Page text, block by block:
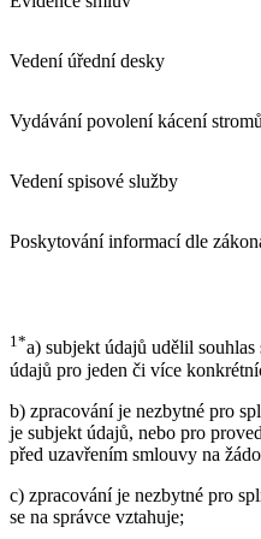
Vedení úřední desky
Vydávání povolení kácení
Vedení spisové služby
Poskytování informací dle
1*a) subjekt údajů udělil
údajů pro jeden či více
b) zpracování je nezbytné pro
je subjekt údajů, nebo pro
před uzavřením smlouvy na
c) zpracování je nezbytné pro
se na správce vztahuje;